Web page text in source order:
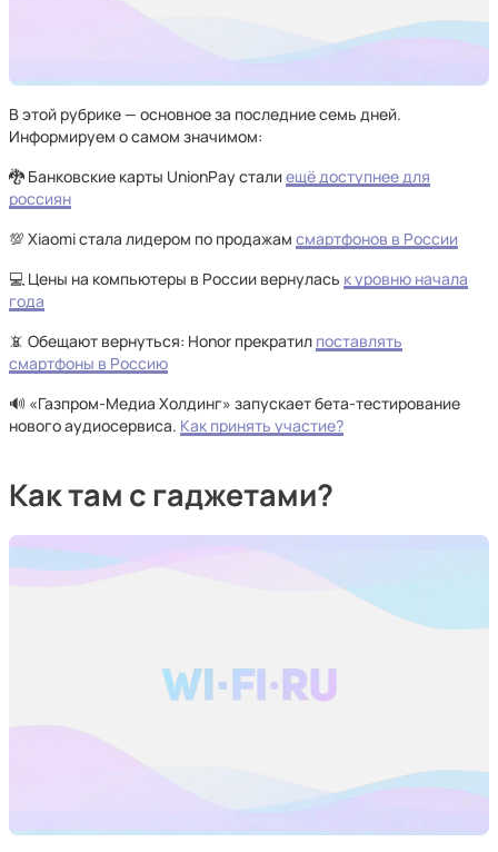
В этой рубрике — основное за последние семь дней.
Информируем о самом значимом:
🐉 Банковские карты UnionPay сталиещё доступнее для
россиян
💯 Xiaomi стала лидером по продажам смартфонов в России
💻 Цены на компьютеры в России вернулась к уровню начала
года
📵 Обещают вернуться: Honor прекратил поставлять
смартфоны в Россию
🔊 «Газпром-Медиа Холдинг» запускает бета-тестирование
нового аудиосервиса. Как принять участие?
Как там с гаджетами?